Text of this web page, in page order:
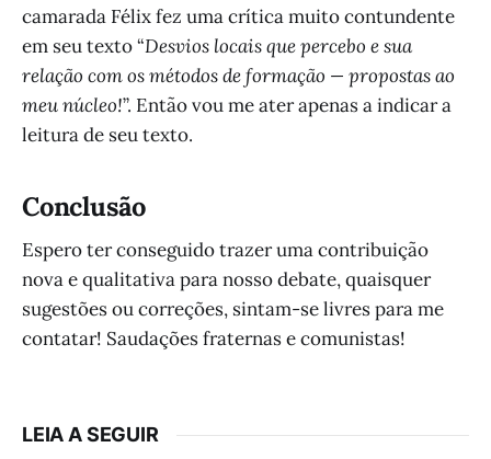
camarada Félix fez uma crítica muito contundente
em seu texto “Desvios locais que percebo e sua
relação com os métodos de formação — propostas ao
meu núcleo!”. Então vou me ater apenas a indicar a
leitura de seu texto.
Conclusão
Espero ter conseguido trazer uma contribuição
nova e qualitativa para nosso debate, quaisquer
sugestões ou correções, sintam-se livres para me
contatar! Saudações fraternas e comunistas!
LEIA A SEGUIR